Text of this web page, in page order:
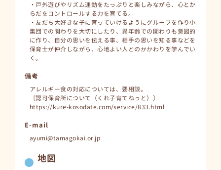
・戸外遊びやリズム運動をたっぷりと楽しみながら、心とか
らだをコントロールする力を育てる。
・友だち大好きな子に育っていけるようにグループを作り小
集団での関わりを大切にしたり、異年齢での関わりも意図的
に作り、自分の思いを伝える事、相手の思いを知る事などを
保育士が仲介しながら、心地よい人とのかかわりを学んでい
く。
備考
アレルギー食の対応については、要相談。
〔認可保育所について（くれ子育てねっと）〕
https://kure-kosodate.com/service/833.html
E-mail
ayumi@tamagokai.or.jp
地図